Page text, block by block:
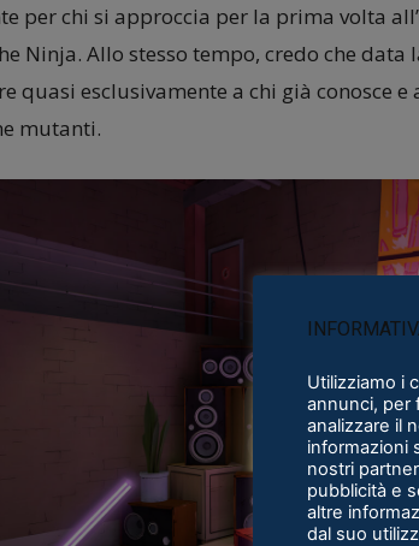
per chi si approccia per la prima volta
Ninja. Allo stesso tempo, credo che data
quasi esclusivamente a chi già conosce
mutanti.
Utilizziamo i
annunci, per
analizzare il
informazioni
nostri
pubblicità e
altre
dal suo